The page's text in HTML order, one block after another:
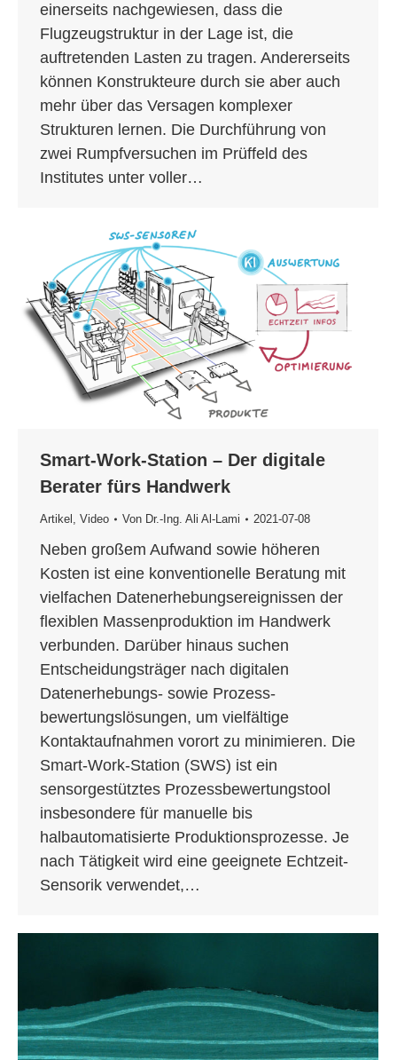
einerseits nachgewiesen, dass die
Flugzeugstruktur in der Lage ist, die
auftretenden Lasten zu tragen. Andererseits
können Konstrukteure durch sie aber auch
mehr über das Versagen komplexer
Strukturen lernen. Die Durchführung von
zwei Rumpfversuchen im Prüffeld des
Institutes unter voller…
Smart-Work-Station – Der digitale
Berater fürs Handwerk
Artikel , Video Von Dr.-Ing. Ali Al-Lami 2021-07-08
Neben großem Aufwand sowie höheren
Kosten ist eine konventionelle Beratung mit
vielfachen Datenerhebungsereignissen der
flexiblen Massenproduktion im Handwerk
verbunden. Darüber hinaus suchen
Entscheidungsträger nach digitalen
Datenerhebungs- sowie Prozess­
bewertungslösungen, um vielfältige
Kontaktaufnahmen vorort zu minimieren. Die
Smart-Work-Station (SWS) ist ein
sensorgestütztes Prozessbewertungstool
insbesondere für manuelle bis
halbautomatisierte Produktionsprozesse. Je
nach Tätigkeit wird eine geeignete Echtzeit-
Sensorik verwendet,…